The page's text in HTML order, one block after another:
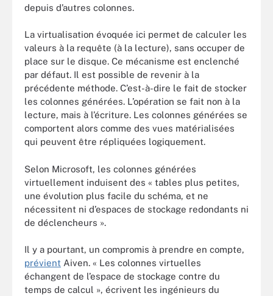
depuis d’autres colonnes.
La virtualisation évoquée ici permet de calculer les
valeurs à la requête (à la lecture), sans occuper de
place sur le disque. Ce mécanisme est enclenché
par défaut. Il est possible de revenir à la
précédente méthode. C’est-à-dire le fait de stocker
les colonnes générées. L’opération se fait non à la
lecture, mais à l’écriture. Les colonnes générées se
comportent alors comme des vues matérialisées
qui peuvent être répliquées logiquement.
Selon Microsoft, les colonnes générées
virtuellement induisent des « tables plus petites,
une évolution plus facile du schéma, et ne
nécessitent ni d’espaces de stockage redondants ni
de déclencheurs ».
Il y a pourtant, un compromis à prendre en compte,
prévient Aiven. « Les colonnes virtuelles
échangent de l’espace de stockage contre du
temps de calcul », écrivent les ingénieurs du